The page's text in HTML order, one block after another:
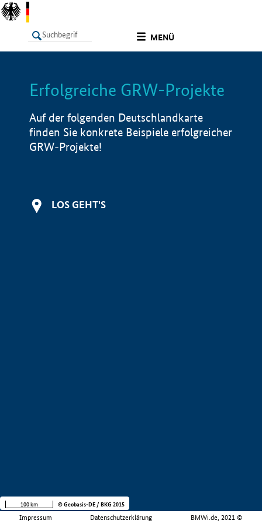
MENÜ
LISTE Info
Erfolgreiche GRW-Projekte
Auf der folgenden Deutschlandkarte
finden Sie konkrete Beispiele erfolgreicher
GRW-Projekte!
LOS GEHT'S
Impressum Datenschutzerklärung BMWi.de, 2021 ©
100 km © Geobasis-DE / BKG 2015